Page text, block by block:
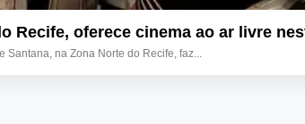
Recife, oferece cinema ao ar livre
Santana, na Zona Norte do Recife, faz...